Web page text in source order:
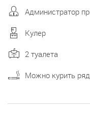
Администратор
Кулер
2 туалета
Можно курить